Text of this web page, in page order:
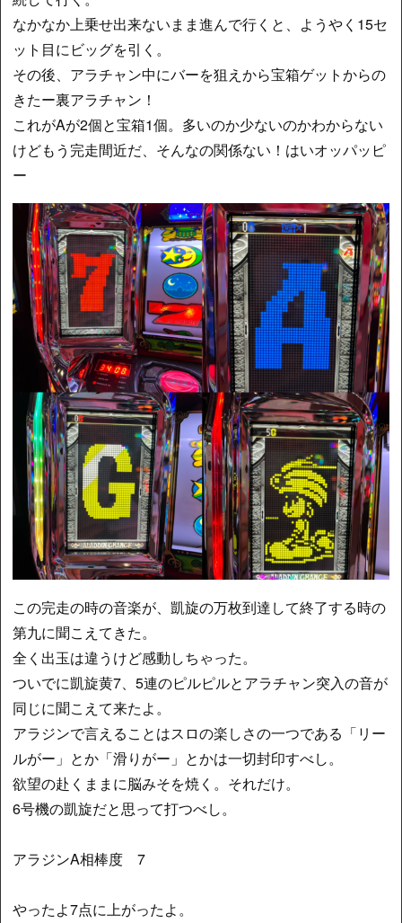
なかなか上乗せ出来ないまま進んで行くと、ようやく15セ
ット目にビッグを引く。
その後、アラチャン中にバーを狙えから宝箱ゲットからの
きたー裏アラチャン！
これがAが2個と宝箱1個。多いのか少ないのかわからない
けどもう完走間近だ、そんなの関係ない！はいオッパッピ
ー
この完走の時の音楽が、凱旋の万枚到達して終了する時の
第九に聞こえてきた。
全く出玉は違うけど感動しちゃった。
ついでに凱旋黄7、5連のピルピルとアラチャン突入の音が
同じに聞こえて来たよ。
アラジンで言えることはスロの楽しさの一つである「リー
ルがー」とか「滑りがー」とかは一切封印すべし。
欲望の赴くままに脳みそを焼く。それだけ。
6号機の凱旋だと思って打つべし。
アラジンA相棒度 7
やったよ7点に上がったよ。